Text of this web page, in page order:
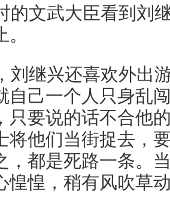
的文武大臣看到刘
刘继兴还喜欢外出
自己一个人只身乱
只要说的话不合他
将他们当街捉去，
，都是死路一条。
惶惶，稍有风吹草